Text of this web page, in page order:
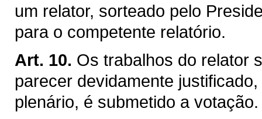
um relator, sorteado pelo
para o competente relatório.
Art. 10. Os trabalhos do relator
parecer devidamente
plenário, é submetido a votação.